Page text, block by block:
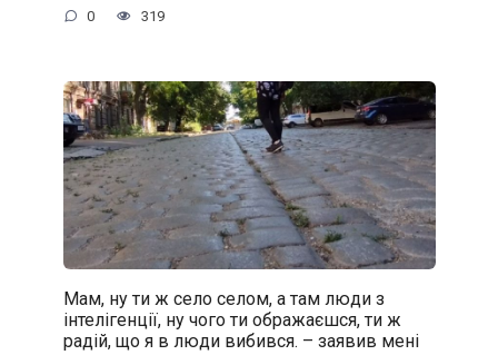
0 319
Мам, ну ти ж село селом, а там люди з
інтелігенції, ну чого ти ображаєшся, ти ж
радій, що я в люди вибився. – заявив мені